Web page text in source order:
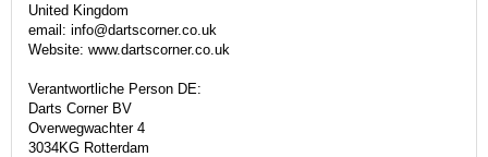
United Kingdom
email: info@dartscorner.co.uk
Website: www.dartscorner.co.uk
Verantwortliche Person DE:
Darts Corner BV
Overwegwachter 4
3034KG Rotterdam